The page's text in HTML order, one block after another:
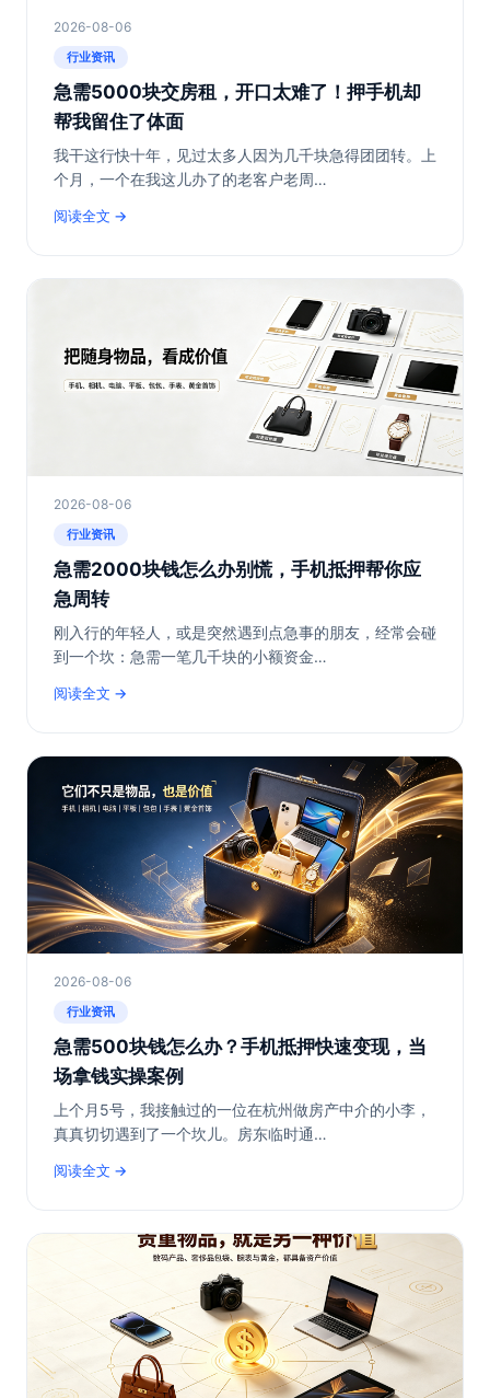
2026-08-06
行业资讯
急需5000块交房租，开口太难了！押手机却
帮我留住了体面
我干这行快十年，见过太多人因为几千块急得团团转。上
个月，一个在我这儿办了的老客户老周…
阅读全文
2026-08-06
行业资讯
急需2000块钱怎么办别慌，手机抵押帮你应
急周转
刚入行的年轻人，或是突然遇到点急事的朋友，经常会碰
到一个坎：急需一笔几千块的小额资金…
阅读全文
2026-08-06
行业资讯
急需500块钱怎么办？手机抵押快速变现，当
场拿钱实操案例
上个月5号，我接触过的一位在杭州做房产中介的小李，
真真切切遇到了一个坎儿。房东临时通…
阅读全文